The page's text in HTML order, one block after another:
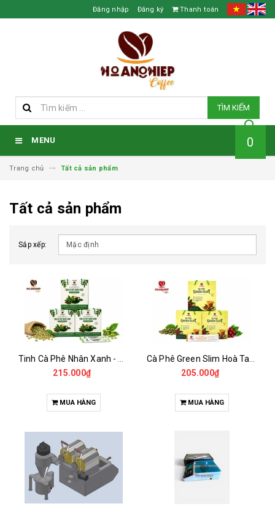
Đăng nhập Đăng ký Thanh toán
TÌM KIẾM
MENU 0
Trang chủ Tất cả sản phẩm
Tất cả sản phẩm
Sắp xếp:
215.000₫
MUA HÀNG
205.000₫
MUA HÀNG